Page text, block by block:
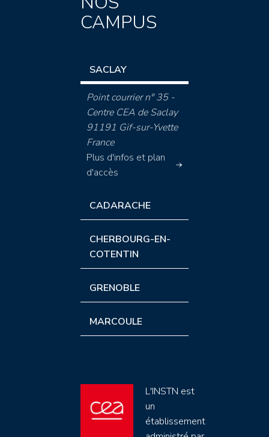
CAMPUS
SACLAY
Point courrier n° 35 -
Centre CEA de Saclay
91191 Gif-sur-Yvette
France
Plus d'infos et plan
d'accès
CADARACHE
CHERBOURG-EN-
COTENTIN
GRENOBLE
MARCOULE
L'INSTN est
un
établissement